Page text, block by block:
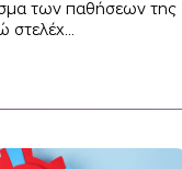
των παθήσεων της
στελέχ...